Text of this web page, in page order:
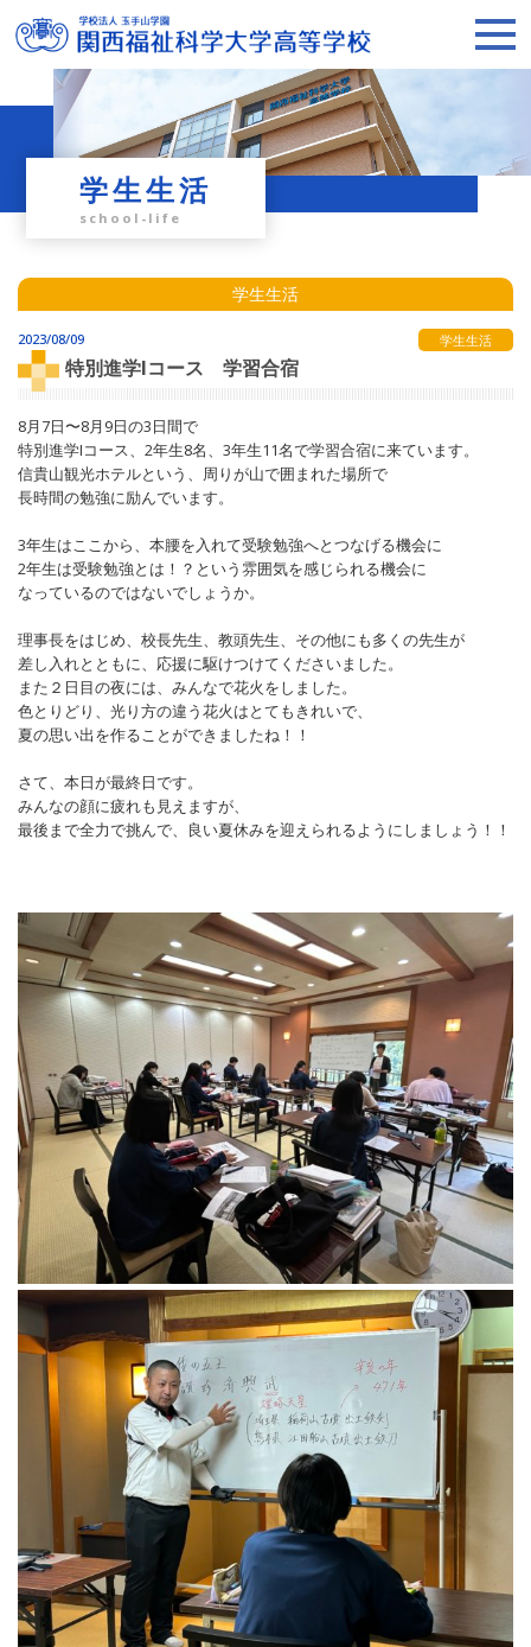
学生生活
school-life
学生生活
特別進学Iコース 学習合宿
2023/08/09 学生生活
8月7日〜8月9日の3日間で
特別進学Iコース、2年生8名、3年生11名で学習合宿に来ています。
信貴山観光ホテルという、周りが山で囲まれた場所で
長時間の勉強に励んでいます。
3年生はここから、本腰を入れて受験勉強へとつなげる機会に
2年生は受験勉強とは！？という雰囲気を感じられる機会に
なっているのではないでしょうか。
理事長をはじめ、校長先生、教頭先生、その他にも多くの先生が
差し入れとともに、応援に駆けつけてくださいました。
また２日目の夜には、みんなで花火をしました。
色とりどり、光り方の違う花火はとてもきれいで、
夏の思い出を作ることができましたね！！
さて、本日が最終日です。
みんなの顔に疲れも見えますが、
最後まで全力で挑んで、良い夏休みを迎えられるようにしましょう！！